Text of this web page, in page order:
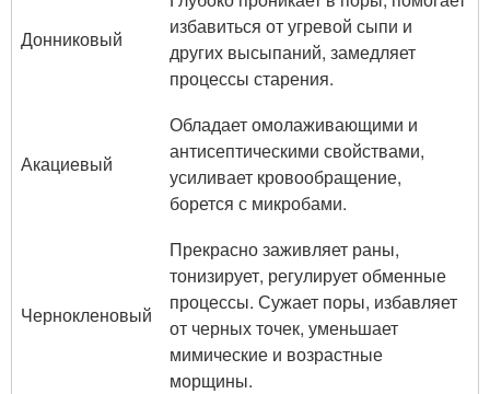
Донниковый
избавиться от угревой сыпи и
других высыпаний, замедляет
процессы старения.
Акациевый
Обладает омолаживающими и
антисептическими свойствами,
усиливает кровообращение,
борется с микробами.
Чернокленовый
Прекрасно заживляет раны,
тонизирует, регулирует обменные
процессы. Сужает поры, избавляет
от черных точек, уменьшает
мимические и возрастные
морщины.